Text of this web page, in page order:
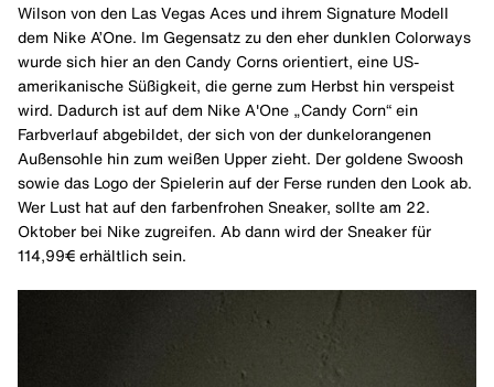
Wilson von den Las Vegas Aces und ihrem Signature Modell
dem Nike A’One. Im Gegensatz zu den eher dunklen Colorways
wurde sich hier an den Candy Corns orientiert, eine US-
amerikanische Süßigkeit, die gerne zum Herbst hin verspeist
wird. Dadurch ist auf dem Nike A'One „Candy Corn“ ein
Farbverlauf abgebildet, der sich von der dunkelorangenen
Außensohle hin zum weißen Upper zieht. Der goldene Swoosh
sowie das Logo der Spielerin auf der Ferse runden den Look ab.
Wer Lust hat auf den farbenfrohen Sneaker, sollte am 22.
Oktober bei Nike zugreifen. Ab dann wird der Sneaker für
114,99€ erhältlich sein.